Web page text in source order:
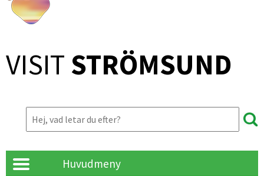
VISIT STRÖMSUND
Huvudmeny